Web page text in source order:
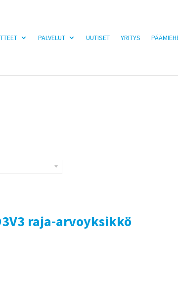
PALVELUT UUTISET YRITYS
raja-arvoyksikkö